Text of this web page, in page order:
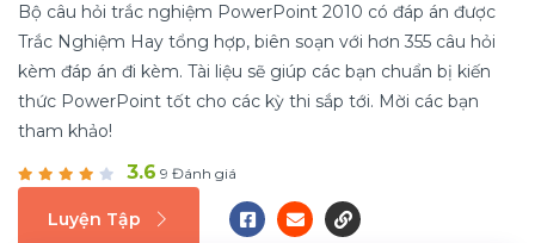
Bộ câu hỏi trắc nghiệm PowerPoint 2010 có đáp án được
Trắc Nghiệm Hay tổng hợp, biên soạn với hơn 355 câu hỏi
kèm đáp án đi kèm. Tài liệu sẽ giúp các bạn chuẩn bị kiến
thức PowerPoint tốt cho các kỳ thi sắp tới. Mời các bạn
tham khảo!
3.6 9 Đánh giá
Luyện Tập